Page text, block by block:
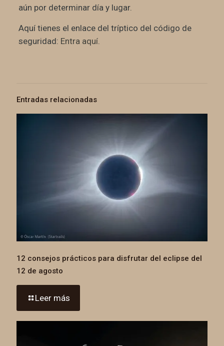
aún por determinar día y lugar.
Aquí tienes el enlace del tríptico del código de
seguridad: Entra aquí.
Entradas relacionadas
12 consejos prácticos para disfrutar del eclipse del
12 de agosto
Leer más